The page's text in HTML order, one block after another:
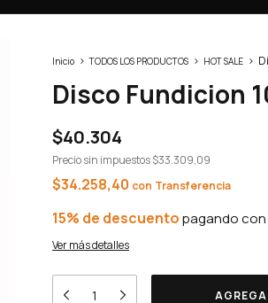
Inicio > TODOS LOS PRODUCTOS > HOT SALE >
Disco Fundicion
$40.304
Precio sin impuestos$33.309,09
$34.258,40 con
15% de descuento
Ver más detalles